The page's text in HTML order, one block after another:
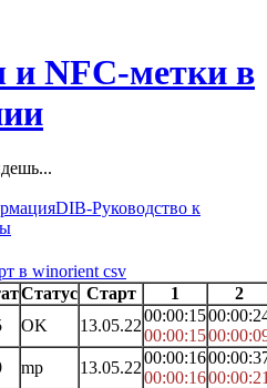
NFC-метки в
DIB-Руководство к
в winorient csv
Статус Старт 1
2
OK 13.05.22
00:00:15
00:00:15
mp 13.05.22
00:00:16
00:00:16